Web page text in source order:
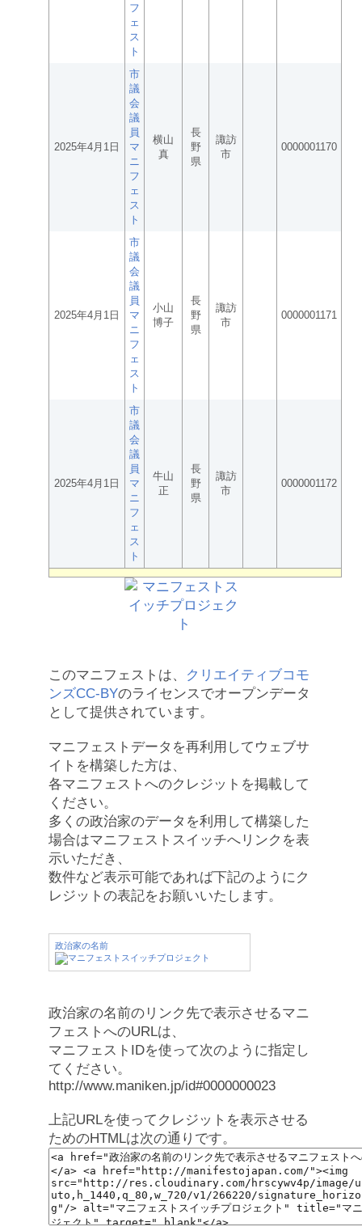
フ
ェ
ス
ト
2025年4月1日
市
議
会
議
員
マ
ニ
フ
ェ
ス
ト
横山
真
長
野
県
諏訪
市
0000001170
2025年4月1日
市
議
会
議
員
マ
ニ
フ
ェ
ス
ト
小山
博子
長
野
県
諏訪
市
0000001171
2025年4月1日
市
議
会
議
員
マ
ニ
フ
ェ
ス
ト
牛山
正
長
野
県
諏訪
市
0000001172
このマニフェストは、
クリエイティブコモ
ンズCC-BYのライセンスでオープンデータ
として提供されています。
マニフェストデータを再利用してウェブサ
イトを構築した方は、
各マニフェストへのクレジットを掲載して
ください。
多くの政治家のデータを利用して構築した
場合はマニフェストスイッチへリンクを表
示いただき、
数件など表示可能であれば下記のようにク
レジットの表記をお願いいたします。
政治家の名前
政治家の名前のリンク先で表示させるマニ
フェストへのURLは、
マニフェストIDを使って次のように指定し
てください。
http://www.maniken.jp/id#0000000023
上記URLを使ってクレジットを表示させる
ためのHTMLは次の通りです。